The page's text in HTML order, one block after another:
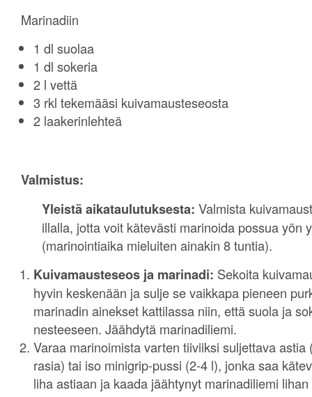
Marinadiin
1 dl suolaa
1 dl sokeria
2 l vettä
3 rkl tekemääsi kuivamausteseosta
2 laakerinlehteä
Valmistus:
Yleistä aikataulutuksesta: Valmista
illalla, jotta voit kätevästi marinoida possua yön
(marinointiaika mieluiten ainakin 8 tuntia).
Kuivamausteseos ja marinadi: Sekoita
hyvin keskenään ja sulje se vaikkapa pieneen
marinadin ainekset kattilassa niin, että suola ja
nesteeseen. Jäähdytä marinadiliemi.
Varaa marinoimista varten tiiviiksi suljettava
rasia) tai iso minigrip-pussi (2-4 l), jonka saa
liha astiaan ja kaada jäähtynyt marinadiliemi